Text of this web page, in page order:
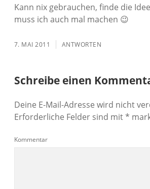
Kann nix gebrauchen, finde die
muss ich auch mal machen 😉
7. MAI 2011 ANTWORTEN
Schreibe einen
Deine E-Mail-Adresse wird nicht
Erforderliche Felder sind mit*
Kommentar